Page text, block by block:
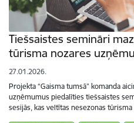
Tiešsaistes semināri
tūrisma nozares
27.01.2026.
Projekta “Gaisma tumsā” komanda
uzņēmumus piedalīties tiešsaistes
sesijās, kas veltītas nesezonas